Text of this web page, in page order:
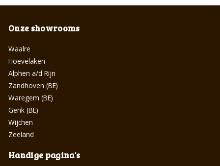
Onze showrooms
Waalre
Hoevelaken
Alphen a/d Rijn
Zandhoven (BE)
Waregem (BE)
Genk (BE)
Wijchen
Zeeland
Handige pagina's